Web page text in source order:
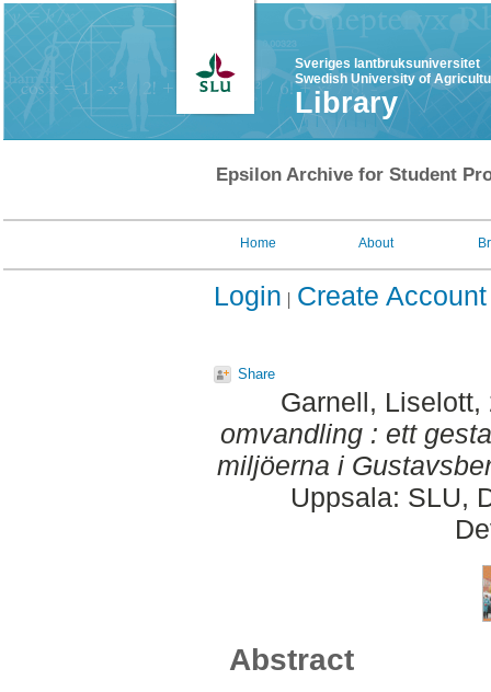
Sveriges lantbruksuniversitet
Swedish University of
Library
Epsilon Archive for Student
Home About
Login Create Account
Share
Garnell, Liselott,
omvandling : ett
miljöerna i
Uppsala: SLU,
Abstract